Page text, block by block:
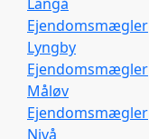
Ejendomsmægler
Lyngby
Ejendomsmægler
Måløv
Ejendomsmægler
Nivå